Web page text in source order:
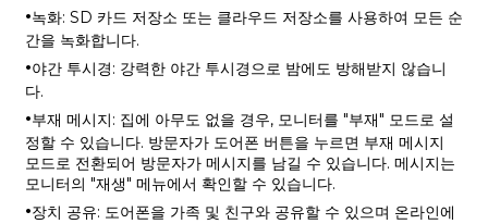
·녹화: SD 카드 저장소 또는 클라우드 저장소를 사용하여 모든 순
간을 녹화합니다.
·야간 투시경: 강력한 야간 투시경으로 밤에도 방해받지 않습니
다.
·부재 메시지: 집에 아무도 없을 경우, 모니터를 "부재" 모드로 설
정할 수 있습니다. 방문자가 도어폰 버튼을 누르면 부재 메시지
모드로 전환되어 방문자가 메시지를 남길 수 있습니다. 메시지는
모니터의 "재생" 메뉴에서 확인할 수 있습니다.
·장치 공유: 도어폰을 가족 및 친구와 공유할 수 있으며 온라인에